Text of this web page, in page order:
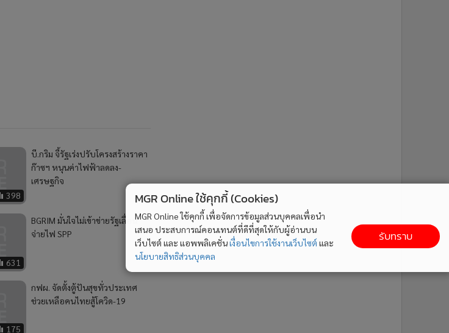
398
บี.กริม จี้รัฐเร่งปรับโครงสร้างราคา
ก๊าซฯ หนุนค่าไฟฟ้าลดลง-
เศรษฐกิจ
631
BGRIM มั่นใจไม่เข้าข่ายรัฐเลื่อน
จ่ายไฟ SPP
175
กฟผ. จัดตั้งตู้ปันสุขทั่วประเทศ
ช่วยเหลือคนไทยสู้โควิด-19
MGR Online ใช้คุกกี้ (Cookies)
MGR Online ใช้คุกกี้ เพื่อจัดการข้อมูลส่วนบุคคลเพื่อนำ
เสนอ ประสบการณ์คอนเทนต์ที่ดีที่สุดให้กับผู้อ่านบน
เว็บไซต์ และ แอพพลิเคชั่นเงื่อนไขการใช้งานเว็บไซต์ และ
นโยบายสิทธิส่วนบุคคล
รับทราบ